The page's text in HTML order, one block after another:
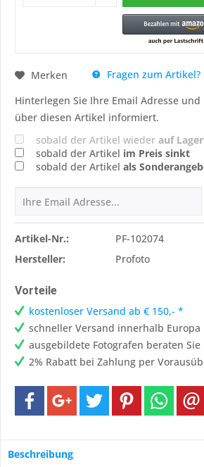
Merken
Fragen zum Artikel?
Hinterlegen Sie Ihre Email Adresse
über diesen Artikel informiert.
sobald der Artikel wieder auf Lager
sobald der Artikel im Preis sinkt
sobald der Artikel als
Artikel-Nr.:
PF-102074
Hersteller:
Profoto
Vorteile
kostenloser Versand ab € 150,- *
schneller Versand innerhalb Europa
ausgebildete Fotografen beraten Sie
2% Rabatt bei Zahlung per
Beschreibung